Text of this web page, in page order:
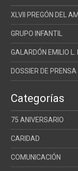
XLVII PREGÓN DEL
GRUPO INFANTIL
GALARDÓN EMILIO
DOSSIER DE PRENSA
Categorías
75 ANIVERSARIO
CARIDAD
COMUNICACIÓN